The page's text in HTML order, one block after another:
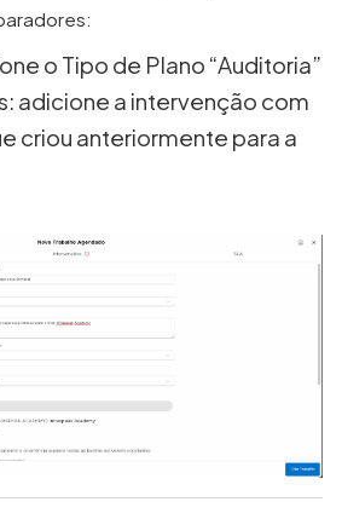
o Tipo de Plano “Auditoria”
adicione a intervenção com
criou anteriormente para a